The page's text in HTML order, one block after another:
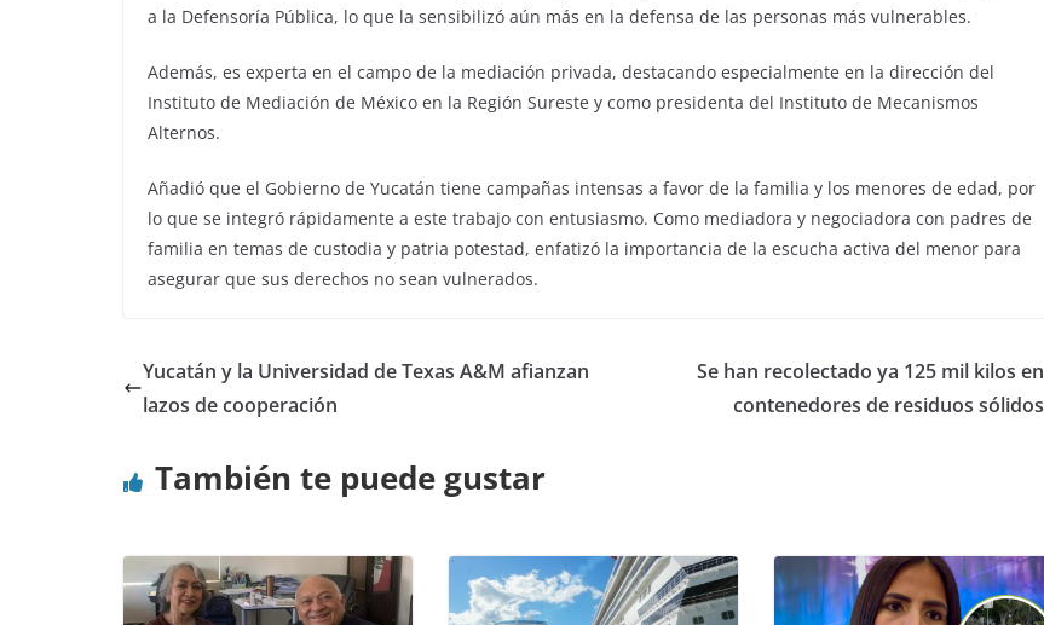
a la Defensoría Pública, lo que la sensibilizó aún más en la defensa de las personas más vulnerables.
Además, es experta en el campo de la mediación privada, destacando especialmente en la dirección del
Instituto de Mediación de México en la Región Sureste y como presidenta del Instituto de Mecanismos
Alternos.
Añadió que el Gobierno de Yucatán tiene campañas intensas a favor de la familia y los menores de edad, por
lo que se integró rápidamente a este trabajo con entusiasmo. Como mediadora y negociadora con padres de
familia en temas de custodia y patria potestad, enfatizó la importancia de la escucha activa del menor para
asegurar que sus derechos no sean vulnerados.
Yucatán y la Universidad de Texas A&M afianzan
lazos de cooperación
Se han recolectado ya 125 mil kilos en
contenedores de residuos sólidos
También te puede gustar